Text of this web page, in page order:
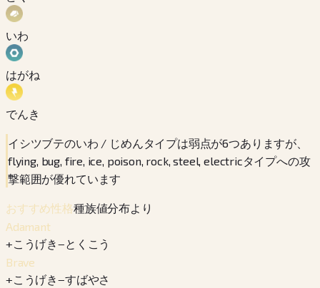
いわ
はがね
でんき
イシツブテのいわ / じめんタイプは弱点が6つありますが、
flying, bug, fire, ice, poison, rock, steel, electricタイプへの攻
撃範囲が優れています
おすすめ性格種族値分布より
Adamant
+こうげき−とくこう
Brave
+こうげき−すばやさ